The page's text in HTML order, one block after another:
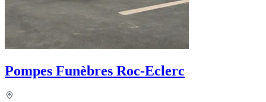
Pompes Funèbres Roc-Eclerc